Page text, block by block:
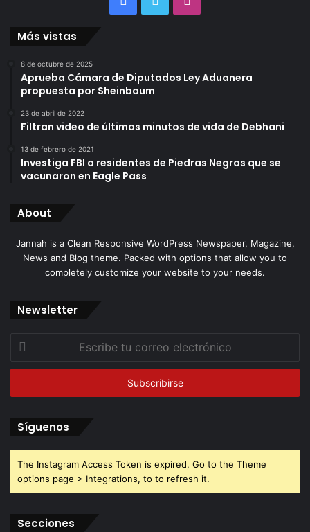
Más vistas
8 de octubre de 2025
Aprueba Cámara de Diputados Ley Aduanera
propuesta por Sheinbaum
23 de abril de 2022
Filtran video de últimos minutos de vida de Debhani
13 de febrero de 2021
Investiga FBI a residentes de Piedras Negras que se
vacunaron en Eagle Pass
About
Jannah is a Clean Responsive WordPress Newspaper, Magazine,
News and Blog theme. Packed with options that allow you to
completely customize your website to your needs.
Newsletter
Escribe
correo
Síguenos
The Instagram Access Token is expired, Go to the Theme
options page > Integrations, to to refresh it.
Secciones